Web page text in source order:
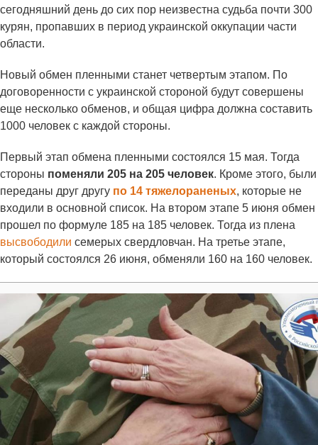
сегодняшний день до сих пор неизвестна судьба почти 300
курян, пропавших в период украинской оккупации части
области.
Новый обмен пленными станет четвертым этапом. По
договоренности с украинской стороной будут совершены
еще несколько обменов, и общая цифра должна составить
1000 человек с каждой стороны.
Первый этап обмена пленными состоялся 15 мая. Тогда
стороны поменяли 205 на 205 человек. Кроме этого, были
переданы друг другу по 14 тяжелораненых, которые не
входили в основной список. На втором этапе 5 июня обмен
прошел по формуле 185 на 185 человек. Тогда из плена
высвободили семерых свердловчан. На третье этапе,
который состоялся 26 июня, обменяли 160 на 160 человек.